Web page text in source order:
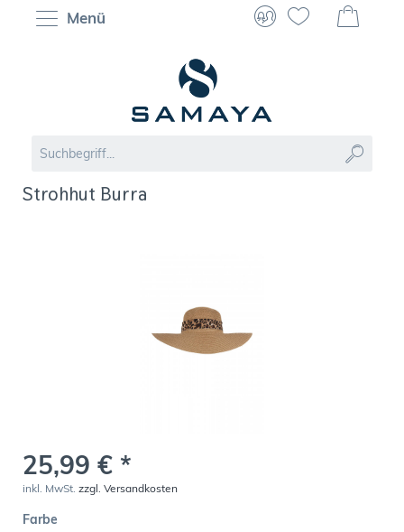
Menü
Strohhut Burra
25,99 € *
inkl. MwSt. zzgl. Versandkosten
Farbe